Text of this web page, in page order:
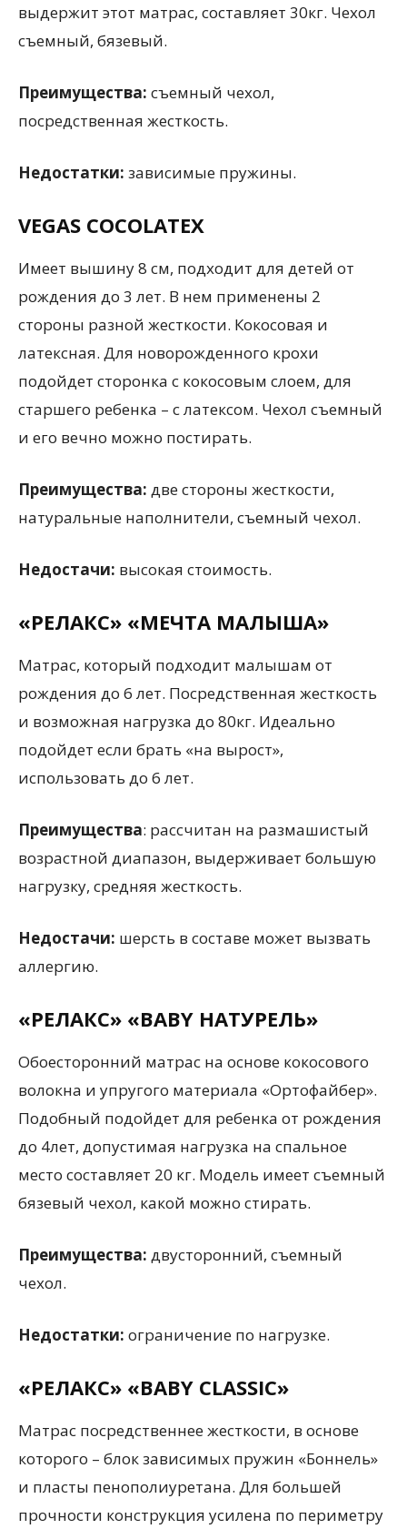
выдержит этот матрас, составляет 30кг. Чехол
съемный, бязевый.
Преимущества: съемный чехол,
посредственная жесткость.
Недостатки: зависимые пружины.
VEGAS COCOLATEX
Имеет вышину 8 см, подходит для детей от
рождения до 3 лет. В нем применены 2
стороны разной жесткости. Кокосовая и
латексная. Для новорожденного крохи
подойдет сторонка с кокосовым слоем, для
старшего ребенка – с латексом. Чехол съемный
и его вечно можно постирать.
Преимущества: две стороны жесткости,
натуральные наполнители, съемный чехол.
Недостачи: высокая стоимость.
«РЕЛАКС» «МЕЧТА МАЛЫША»
Матрас, который подходит малышам от
рождения до 6 лет. Посредственная жесткость
и возможная нагрузка до 80кг. Идеально
подойдет если брать «на вырост»,
использовать до 6 лет.
Преимущества: рассчитан на размашистый
возрастной диапазон, выдерживает большую
нагрузку, средняя жесткость.
Недостачи: шерсть в составе может вызвать
аллергию.
«РЕЛАКС» «BABY НАТУРЕЛЬ»
Обоесторонний матрас на основе кокосового
волокна и упругого материала «Ортофайбер».
Подобный подойдет для ребенка от рождения
до 4лет, допустимая нагрузка на спальное
место составляет 20 кг. Модель имеет съемный
бязевый чехол, какой можно стирать.
Преимущества: двусторонний, съемный
чехол.
Недостатки: ограничение по нагрузке.
«РЕЛАКС» «BABY CLASSIC»
Матрас посредственнее жесткости, в основе
которого – блок зависимых пружин «Боннель»
и пласты пенополиуретана. Для большей
прочности конструкция усилена по периметру